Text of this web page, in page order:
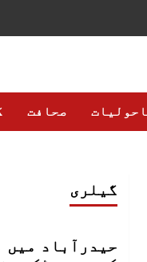
صحافت
گیلری
حیدرآباد میں